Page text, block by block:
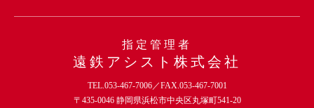
指定管理者
遠鉄アシスト株式会社
TEL.053-467-7006／FAX.053-467-7001
〒435-0046 静岡県浜松市中央区丸塚町541-20